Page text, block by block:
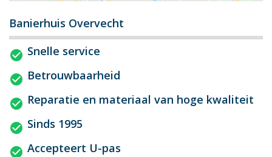
Banierhuis Overvecht
Snelle service
Betrouwbaarheid
Reparatie en materiaal van hoge kwaliteit
Sinds 1995
Accepteert U-pas